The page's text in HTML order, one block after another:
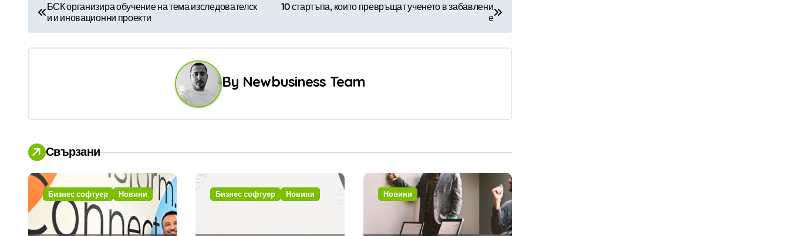
а
в
а
ц
и
я
БСК организира обучение на тема изследователск
и и иновационни проекти
10 стартъпа, които превръщат ученето в забавлени
е
By Newbusiness Team
Свързани
Бизнес софтуер Новини Бизнес софтуер Новини Новини